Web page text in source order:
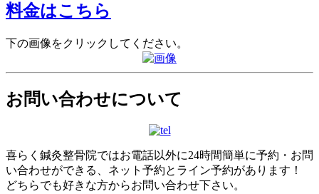
料金はこちら
下の画像をクリックしてください。
お問い合わせについて
喜らく鍼灸整骨院ではお電話以外に24時間簡単に予約・お問
い合わせができる、ネット予約とライン予約があります！
どちらでも好きな方からお問い合わせ下さい。